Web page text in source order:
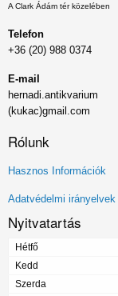
A Clark Ádám tér közelében
Telefon
+36 (20) 988 0374
E-mail
hernadi.antikvarium
(kukac)gmail.com
Rólunk
Lábléc
menü
Hasznos Információk
Adatvédelmi irányelvek
Nyitvatartás
Hétfő
Kedd
Szerda